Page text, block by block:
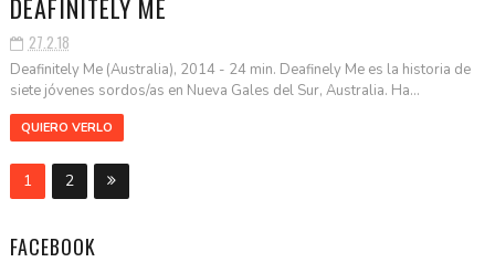
DEAFINITELY ME
27.2.18
Deafinitely Me (Australia), 2014 - 24 min. Deafinely Me es la historia de
siete jóvenes sordos/as en Nueva Gales del Sur, Australia. Ha...
QUIERO VERLO
1 2
FACEBOOK